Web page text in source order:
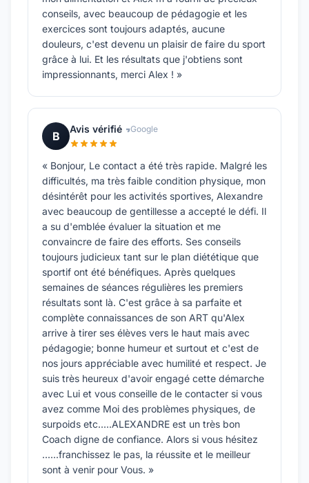
conseils, avec beaucoup de pédagogie et les
exercices sont toujours adaptés, aucune
douleurs, c'est devenu un plaisir de faire du sport
grâce à lui. Et les résultats que j'obtiens sont
impressionnants, merci Alex ! »
B
Avis vérifié Google
« Bonjour, Le contact a été très rapide. Malgré les
difficultés, ma très faible condition physique, mon
désintérêt pour les activités sportives, Alexandre
avec beaucoup de gentillesse a accepté le défi. Il
a su d'emblée évaluer la situation et me
convaincre de faire des efforts. Ses conseils
toujours judicieux tant sur le plan diététique que
sportif ont été bénéfiques. Après quelques
semaines de séances régulières les premiers
résultats sont là. C'est grâce à sa parfaite et
complète connaissances de son ART qu'Alex
arrive à tirer ses élèves vers le haut mais avec
pédagogie; bonne humeur et surtout et c'est de
nos jours appréciable avec humilité et respect. Je
suis très heureux d'avoir engagé cette démarche
avec Lui et vous conseille de le contacter si vous
avez comme Moi des problèmes physiques, de
surpoids etc.....ALEXANDRE est un très bon
Coach digne de confiance. Alors si vous hésitez
......franchissez le pas, la réussite et le meilleur
sont à venir pour Vous. »